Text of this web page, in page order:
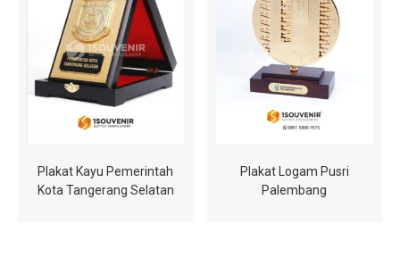
Plakat Kayu Pemerintah
Kota Tangerang Selatan
Plakat Logam Pusri
Palembang